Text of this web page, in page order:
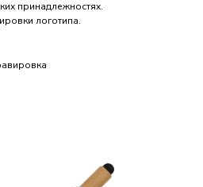
принадлежностях.
логотипа.